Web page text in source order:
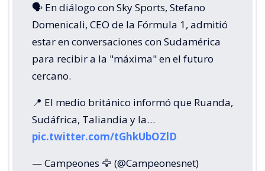
🗣️ En diálogo con Sky Sports, Stefano
Domenicali, CEO de la Fórmula 1, admitió
estar en conversaciones con Sudamérica
para recibir a la "máxima" en el futuro
cercano.
📍 El medio británico informó que Ruanda,
Sudáfrica, Taliandia y la…
pic.twitter.com/tGhkUbOZlD
— Campeones 🦅 (@Campeonesnet)